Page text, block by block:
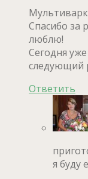
Спасибо за
люблю!
Сегодня
следующий
Ответить
я буду